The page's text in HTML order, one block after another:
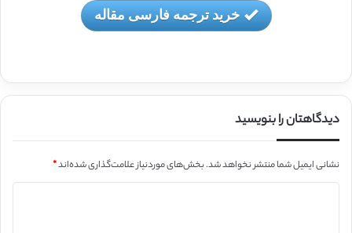
خرید ترجمه فارسی مقاله
دیدگاهتان را بنویسید
نشانی ایمیل شما منتشر نخواهد شد.بخش‌های موردنیاز علامت‌گذاری شده‌اند*